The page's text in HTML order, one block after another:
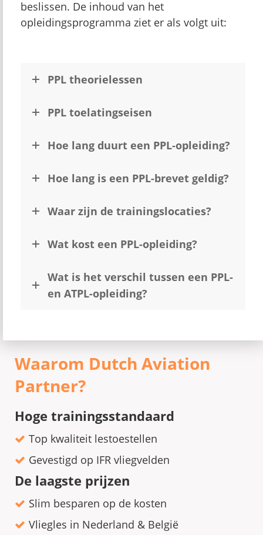
beslissen. De inhoud van het
opleidingsprogramma ziet er als volgt uit:
PPL theorielessen
PPL toelatingseisen
Hoe lang duurt een PPL-opleiding?
Hoe lang is een PPL-brevet geldig?
Waar zijn de trainingslocaties?
Wat kost een PPL-opleiding?
Wat is het verschil tussen een PPL-
en ATPL-opleiding?
Waarom Dutch Aviation
Partner?
Hoge trainingsstandaard
Top kwaliteit lestoestellen
Gevestigd op IFR vliegvelden
De laagste prijzen
Slim besparen op de kosten
Vliegles in Nederland & België